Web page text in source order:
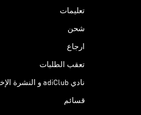
تعليمات
شحن
ارجاع
تعقب الطلبات
نادي adiClub و النشرة الإخبارية
قسائم